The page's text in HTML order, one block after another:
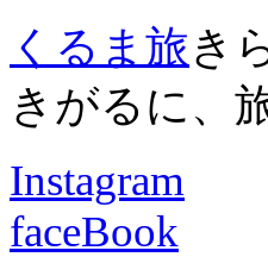
くるま旅き
きがるに、
Instagram
faceBook